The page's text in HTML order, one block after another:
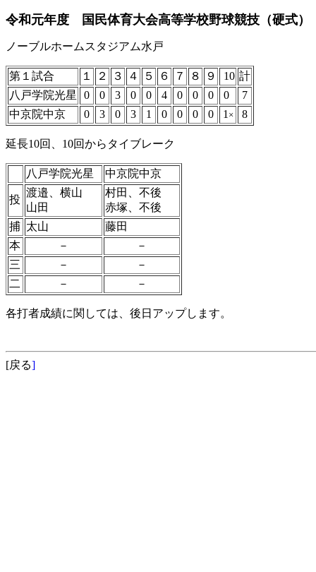
令和元年度 国民体育大会高等学校野球競技（硬式
ノーブルホームスタジアム水戸
第１試合 １ ２ ３ ４ ５ ６ ７ ８ ９ 10 計
八戸学院光星
0 0 3 0 0 4 0 0 0 0
7
中京院中京
0 3 0 3 1 0 0 0 0 1 × 8
延長10回、10回からタイブレーク
八戸学院光星 中京院中京
投
渡邉、横山
山田
村田、不後
赤塚、不後
捕 太山
藤田
本
－
－
三
－
－
二
－ －
各打者成績に関しては、後日アップします。
[戻る]